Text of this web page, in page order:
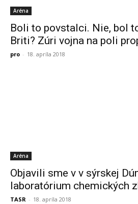
Aréna
Boli to povstalci. Nie, bol
Briti? Zúri vojna na poli
pro - 18. apríla 2018
Aréna
Objavili sme v v sýrskej
laboratórium chemických
TASR - 18. apríla 2018